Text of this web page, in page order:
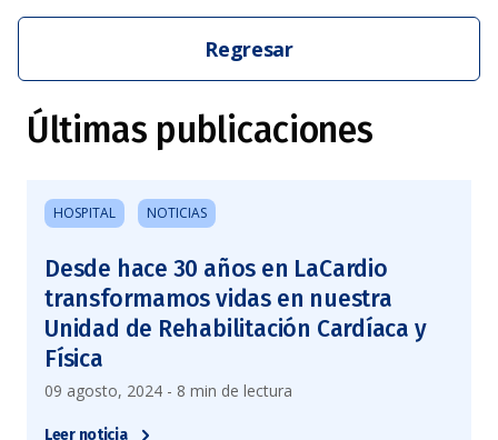
Regresar
Últimas publicaciones
HOSPITAL NOTICIAS
Desde hace 30 años en LaCardio
transformamos vidas en nuestra
Unidad de Rehabilitación Cardíaca y
Física
09 agosto, 2024 - 8 min de lectura
Leer noticia